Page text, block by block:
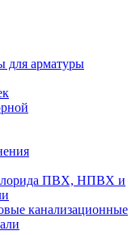
для арматуры
ПВХ, НПВХ и
канализационные